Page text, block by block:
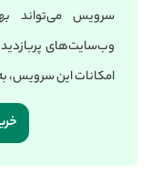
سرویس می‌تواند
وب‌سایت‌های پربازدید
امکانات این سرویس،